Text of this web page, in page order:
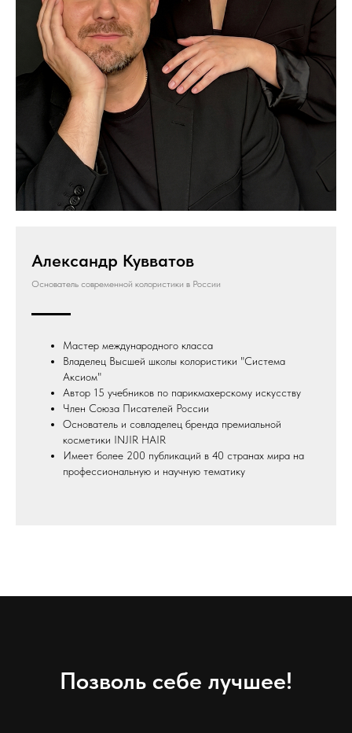
Александр Кувватов
Основатель современной колористики в России
Мастер международного класса
Владелец Высшей школы колористики "Система
Аксиом"
Автор 15 учебников по парикмахерскому искусству
Член Союза Писателей России
Основатель и совладелец бренда премиальной
косметики INJIR HAIR
Имеет более 200 публикаций в 40 странах мира на
профессиональную и научную тематику
Позволь себе лучшее!